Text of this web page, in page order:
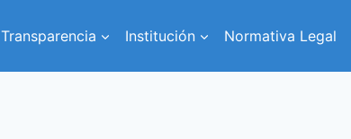
Transparencia Institución Normativa Legal